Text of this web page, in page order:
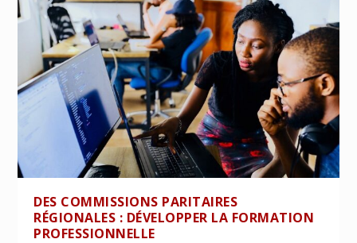
DES COMMISSIONS PARITAIRES
RÉGIONALES : DÉVELOPPER LA FORMATION
PROFESSIONNELLE